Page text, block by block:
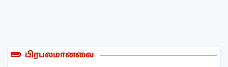
பிரபலமானவை